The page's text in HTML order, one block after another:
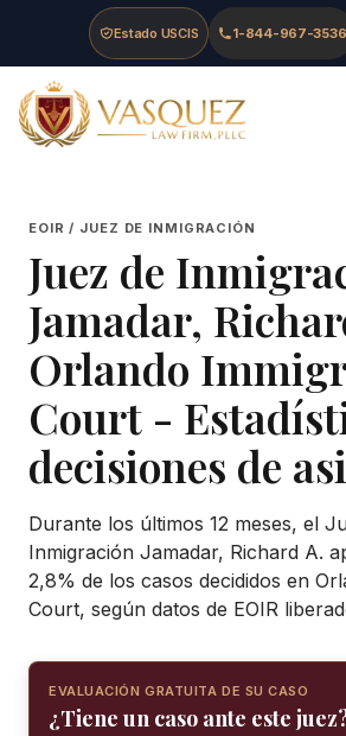
Skip to main content
Skip to navigation
Skip to footer
Estado USCIS 1-844-967-3536
Vasquez Law Firm - Home
EOIR / JUEZ DE INMIGRACIÓN
Juez de
Jamadar,
Orlando
Court -
decisiones de
Durante los últimos 12 meses, el
Inmigración Jamadar, Richard A.
2,8% de los casos decididos en
Court, según datos de EOIR
EVALUACIÓN GRATUITA DE SU CASO
¿Tiene un caso ante este